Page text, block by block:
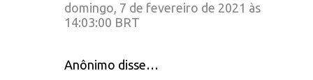
domingo, 7 de fevereiro de 2021 às
14:03:00 BRT
Anônimo disse…